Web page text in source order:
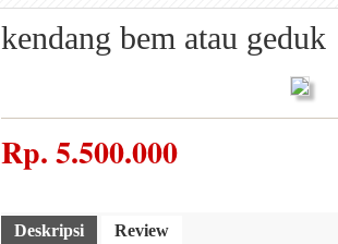
kendang bem atau geduk
Rp.5.500.000
Deskripsi Review